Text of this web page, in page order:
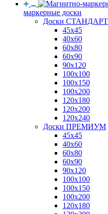
маркерные доски
Доски СТАНДАРТ
45x45
40x60
60x80
60x90
90x120
100x100
100x150
100x200
120x180
120x200
120x240
Доски ПРЕМИУМ
45x45
40x60
60x80
60x90
90x120
100x100
100x150
100x200
120x180